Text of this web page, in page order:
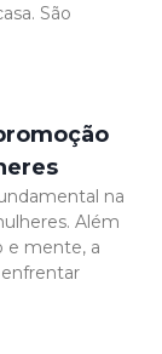
São
na
Além
e mente, a